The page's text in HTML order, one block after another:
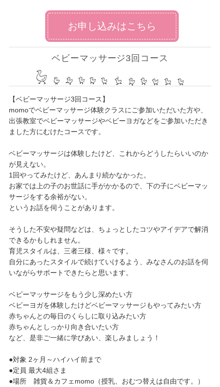
お申し込みはこちら
ベビーマッサージ3回コース
【ベビーマッサージ3回コース】
momoでベビーマッサージ体験クラスにご参加いただいた方や、
出張教室でベビーマッサージやベビーヨガなどをご参加いただき
ました方にむけたコースです。
ベビーマッサージは体験したけど、これからどうしたらいいのか
が見えない。
1回やってみたけど、あんまり続かなかった。
お家では上の子のお世話に手がかかるので、下の子にベビーマッ
サージをする余裕がない。
というお話を伺うことがあります。
そうした不安や疑問などは、ちょっとしたコツやアイデアで解消
できるかもしれません。
育児スタイルは、三者三様、様々です。
自分にあったスタイルで続けていけるよう、みなさんのお話を伺
いながらサポートできたらと思います。
ベビーマッサージをもう少し深めたい方
ベビーヨガを体験したけどベビーマッサージもやってみたい方
赤ちゃんとの毎日のくらしに取り込みたい方
赤ちゃんとしっかり向き合いたい方
など、是非ご一緒に学びあい、楽しみましょう！
●対象 2ヶ月～ハイハイ前まで
●定員 最大4組さま
●場所 雑貨＆カフェmomo（授乳、おむつ替えは自由です。）